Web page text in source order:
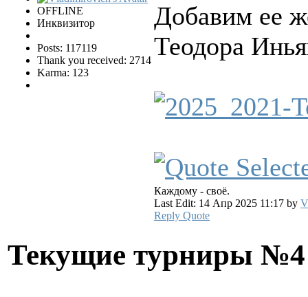
OFFLINE
Инквизитор
Posts: 117119
Thank you received: 2714
Karma: 123
Добавим ее
Теодора
Каждому - своё.
Last Edit: 14 Апр 2025 11:17 by
Reply Quote
Текущие турниры